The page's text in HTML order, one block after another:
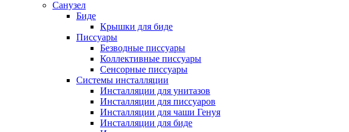
Санузел
Биде
Крышки для биде
Писсуары
Безводные писсуары
Коллективные писсуары
Сенсорные писсуары
Системы инсталляции
Инсталляции для унитазов
Инсталляции для писсуаров
Инсталляции для чаши Генуя
Инсталляции для биде